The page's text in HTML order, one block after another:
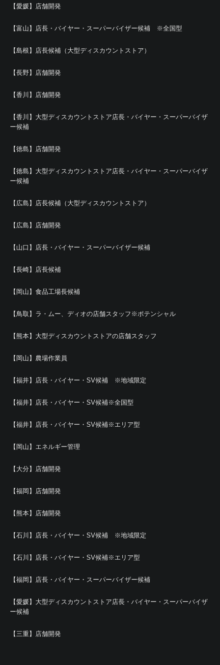
【愛媛】店舗開発
【富山】店長・バイヤー・スーパーバイザー候補 ※全国型
【島根】店長候補（大型ディスカウントストア）
【長野】店舗開発
【香川】店舗開発
【香川】大型ディスカウントストア店長・バイヤー・スーパーバイザ
ー候補
【徳島】店舗開発
【徳島】大型ディスカウントストア店長・バイヤー・スーパーバイザ
ー候補
【広島】店長候補（大型ディスカウントストア）
【広島】店舗開発
【山口】店長・バイヤー・スーパーバイザー候補
【長崎】店長候補
【岡山】食品工場長候補
【鳥取】ラ・ムー、ディオの店舗スタッフ※ポテンシャル
【熊本】大型ディスカウントストアの店舗スタッフ
【岡山】農場作業員
【福井】店長・バイヤー・SV候補 ※地域限定
【福井】店長・バイヤー・SV候補※全国型
【福井】店長・バイヤー・SV候補※エリア型
【岡山】エネルギー管理
【大分】店舗開発
【福岡】店舗開発
【熊本】店舗開発
【石川】店長・バイヤー・SV候補 ※地域限定
【石川】店長・バイヤー・SV候補※エリア型
【福岡】店長・バイヤー・スーパーバイザー候補
【愛媛】大型ディスカウントストア店長・バイヤー・スーパーバイザ
ー候補
【三重】店舗開発